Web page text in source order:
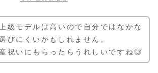
級モデルは高いので自分ではなかな
びにくいかもしれません。
祝いにもらったらうれしいですね◎